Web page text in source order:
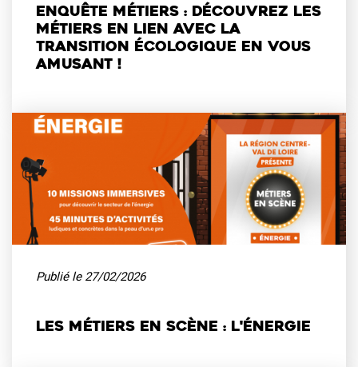
Enquête métiers : découvrez les
métiers en lien avec la
transition écologique en vous
amusant !
Publié le 27/02/2026
Les métiers en scène : l'énergie